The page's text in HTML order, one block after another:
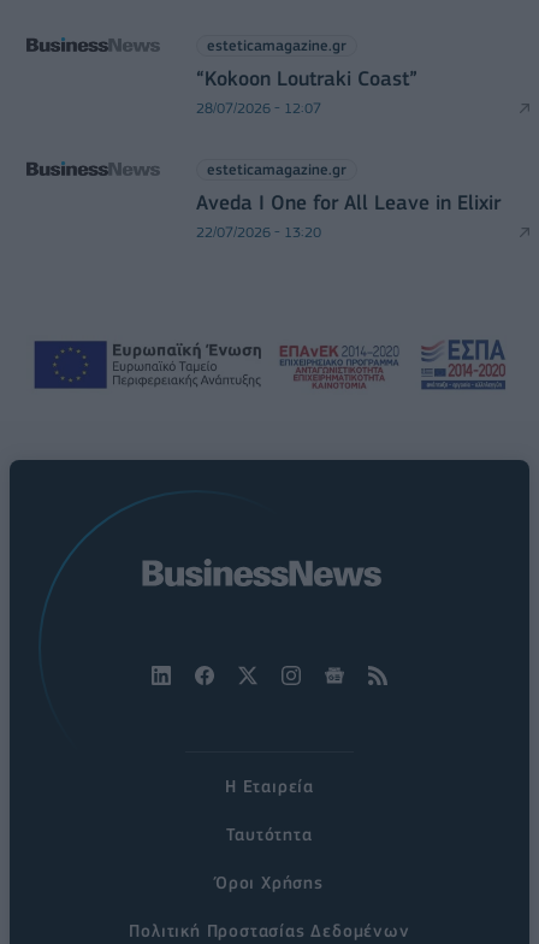
esteticamagazine.gr
“Kokoon Loutraki Coast”
28/07/2026 - 12:07
esteticamagazine.gr
Aveda I One for All Leave in Elixir
22/07/2026 - 13:20
Η Εταιρεία
Ταυτότητα
Όροι Χρήσης
Πολιτική Προστασίας Δεδομένων